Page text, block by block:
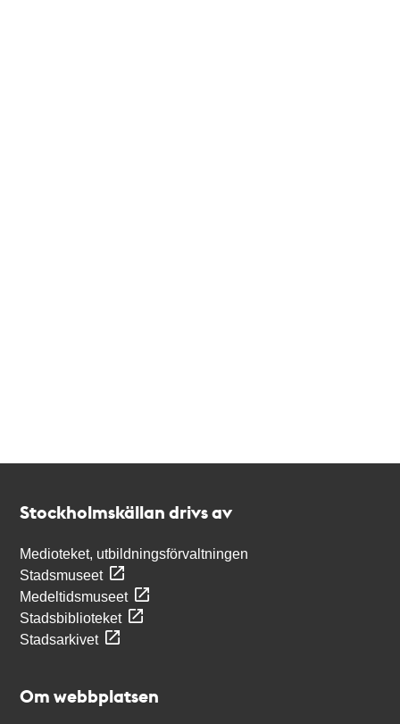
Stockholmskällan drivs av
Medioteket, utbildningsförvaltningen
Stadsmuseet
Medeltidsmuseet
Stadsbiblioteket
Stadsarkivet
Om webbplatsen